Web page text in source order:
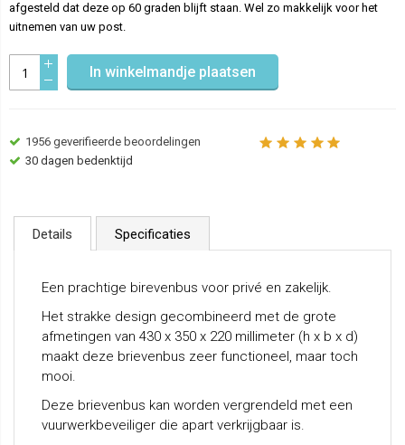
afgesteld dat deze op 60 graden blijft staan. Wel zo makkelijk voor het
uitnemen van uw post.
In winkelmandje plaatsen
1956 geverifieerde beoordelingen
30 dagen bedenktijd
Details Specificaties
Een prachtige birevenbus voor privé en zakelijk.
Het strakke design gecombineerd met de grote
afmetingen van 430 x 350 x 220 millimeter (h x b x d)
maakt deze brievenbus zeer functioneel, maar toch
mooi.
Deze brievenbus kan worden vergrendeld met een
vuurwerkbeveiliger die apart verkrijgbaar is.